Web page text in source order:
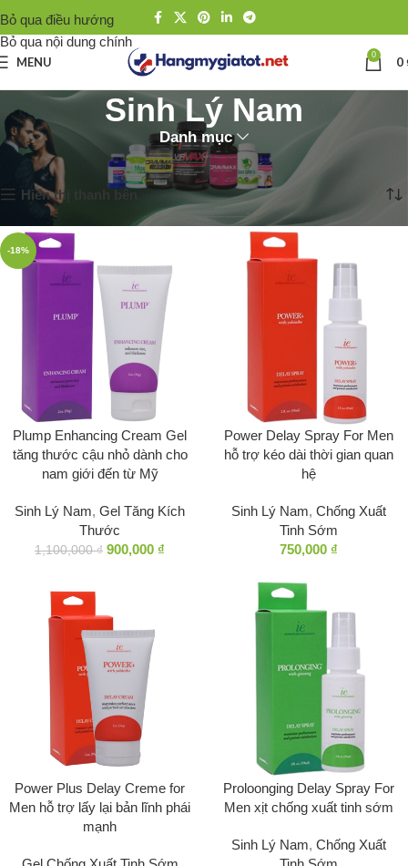
Bỏ qua điều hướng
Bỏ qua nội dung chính
MENU 0 0
Sinh Lý Nam
Danh mục
Trang chủ Sinh Lý Nam Trang 6 Hiển thị 61–72 của 140 kết quả
Hiển thị thanh bên
-18%
Plump Enhancing Cream Gel
tăng thước cậu nhỏ dành cho
nam giới đến từ Mỹ
Sinh Lý Nam, Gel Tăng Kích
Thước
1,100,000₫ 900,000 ₫
Power Delay Spray For Men
hỗ trợ kéo dài thời gian quan
hệ
Sinh Lý Nam, Chống Xuất
Tinh Sớm
750,000 ₫
Power Plus Delay Creme for
Men hỗ trợ lấy lại bản lĩnh phái
mạnh
Proloonging Delay Spray For
Men xịt chống xuất tinh sớm
Sinh Lý Nam, Chống Xuất